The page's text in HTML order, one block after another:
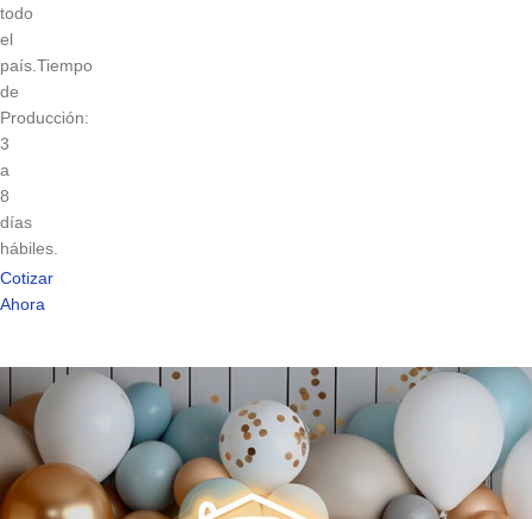
todo
el
país.Tiempo
de
Producción:
3
a
8
días
hábiles.
Cotizar
Ahora
Letrero
Neón
Bautizo